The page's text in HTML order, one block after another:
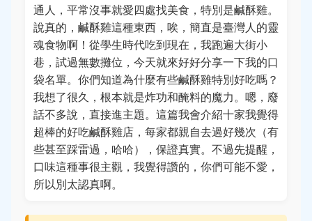
通人，平常沒事就愛四處找美食，特別是鹹酥雞。
說真的，鹹酥雞這種東西，唉，簡直是臺灣人的靈
魂食物啊！從學生時代吃到現在，我跑遍大街小
巷，試過無數攤位，今天就來好好分享一下我的口
袋名單。你們知道為什麼有些鹹酥雞特別好吃嗎？
我想了很久，根本就是炸功和醃料的魔力。嗯，廢
話不多說，直接進主題。這篇我會介紹十家我覺得
超棒的好吃鹹酥雞店，每家都親自去過好幾次（有
些甚至踩雷過，哈哈），保證真實。不過先提醒，
口味這種事很主觀，我覺得讚的，你們可能不愛，
所以別太認真啊。